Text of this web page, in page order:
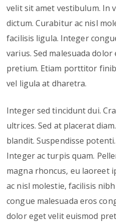
velit sit amet vestibulum. In
dictum. Curabitur ac nisl
facilisis ligula. Integer
varius. Sed malesuada
pretium. Etiam porttitor
vel ligula at dharetra.
Integer sed tincidunt dui.
ultrices. Sed at placerat
blandit. Suspendisse
Integer ac turpis quam.
magna rhoncus, eu laoreet
ac nisl molestie, facilisis
congue malesuada eros
dolor eget velit euismod